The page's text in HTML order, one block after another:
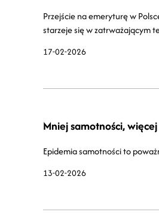
17-02-2026
Przejście na emeryturę w
starzeje się w zatrważającym
13-02-2026
Mniej samotności,
Epidemia samotności to